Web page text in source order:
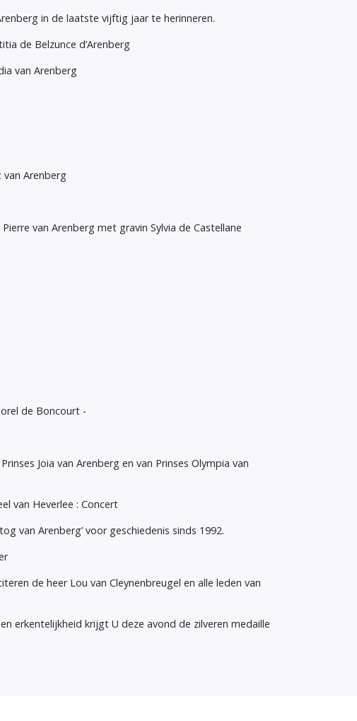
in de laatste vijftig jaar te herinneren.
de Belzunce d’Arenberg
van Arenberg
van Arenberg
van Arenberg met gravin Sylvia de Castellane
de Boncourt -
Joia van Arenberg en van Prinses Olympia van
van Heverlee : Concert
van Arenberg’ voor geschiedenis sinds 1992.
de heer Lou van Cleynenbreugel en alle leden van
erkentelijkheid krijgt U deze avond de zilveren medaille